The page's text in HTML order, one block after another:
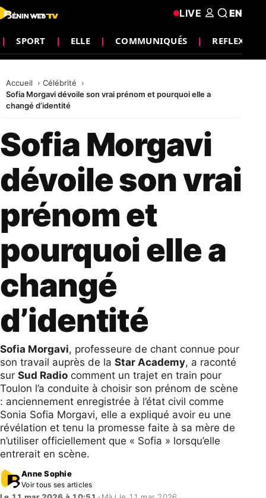
SPORT ELLE COMMUNIQUÉS REFLEXION
LIVE EN
Accueil
Célébrité
Sofia Morgavi dévoile son vrai prénom et pourquoi elle a
changé d’identité
Sofia Morgavi
dévoile son vrai
prénom et
pourquoi elle a
changé
d’identité
Sofia Morgavi, professeure de chant connue pour
son travail auprès de la Star Academy, a raconté
sur Sud Radio comment un trajet en train pour
Toulon l’a conduite à choisir son prénom de scène
: anciennement enregistrée à l’état civil comme
Sonia Sofia Morgavi, elle a expliqué avoir eu une
révélation et tenu la promesse faite à sa mère de
n’utiliser officiellement que « Sofia » lorsqu’elle
entrerait en scène.
Anne Sophie
Voir tous ses articles